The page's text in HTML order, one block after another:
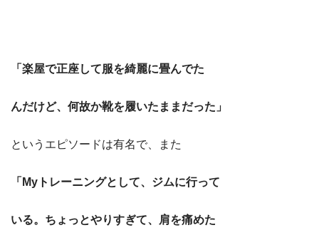
「楽屋で正座して服を綺麗に畳んでた
んだけど、何故か靴を履いたままだった」
というエピソードは有名で、また
「Myトレーニングとして、ジムに行って
いる。ちょっとやりすぎて、肩を痛めた